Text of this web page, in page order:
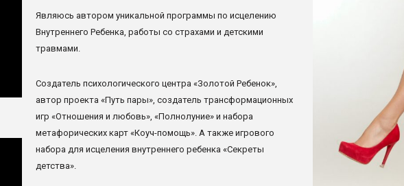
Являюсь автором уникальной программы по исцелению
Внутреннего Ребенка, работы со страхами и детскими
травмами.
Создатель психологического центра «Золотой Ребенок»,
автор проекта «Путь пары», создатель трансформационных
игр «Отношения и любовь», «Полнолуние» и набора
метафорических карт «Коуч-помощь». А также игрового
набора для исцеления внутреннего ребенка «Секреты
детства».